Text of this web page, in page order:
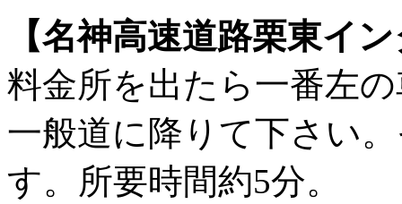
【名神高速道路栗東イ
料金所を出たら一番左
一般道に降りて下さい
す。所要時間約5分。